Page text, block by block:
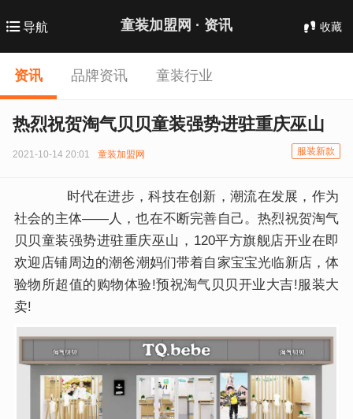
导航 童装加盟网 · 资讯 收藏
资讯 品牌资讯 童装行业
热烈祝贺淘气贝贝童装强势进驻重庆巫山
2021-10-14 20:01 童装加盟网 服装新款
时代在进步，科技在创新，潮流在发展，作为
社会的主体——人，也在不断完善自己。热烈祝贺淘气
贝贝童装强势进驻重庆巫山，120平方旗舰店开业在即
欢迎店铺周边的潮爸潮妈们带着自家宝宝光临新店，体
验物所超值的购物体验!预祝淘气贝贝开业大吉!服装大
卖!